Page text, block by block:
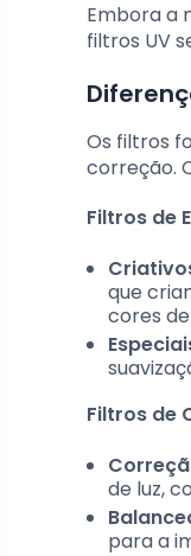
Embora a
filtros UV
Os filtros
correção.
Filtros de
que
cores
Filtros de
de luz,
para a